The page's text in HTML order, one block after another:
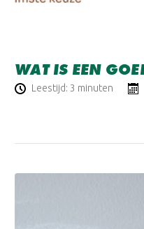
WAT IS EEN
Leestijd: 3 minuten